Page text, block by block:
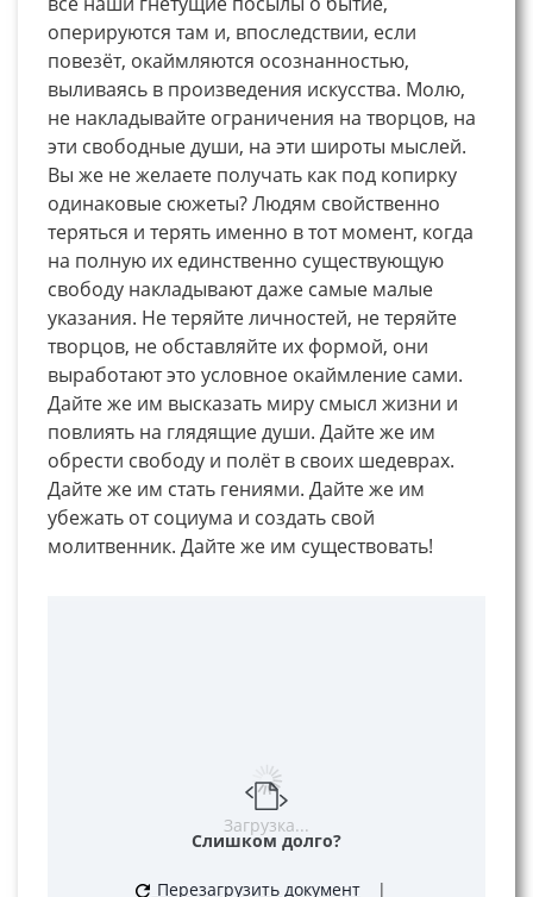
оперируются там и, впоследствии, если
повезёт, окаймляются осознанностью,
выливаясь в произведения искусства. Молю,
не накладывайте ограничения на творцов, на
эти свободные души, на эти широты мыслей.
Вы же не желаете получать как под копирку
одинаковые сюжеты? Людям свойственно
теряться и терять именно в тот момент, когда
на полную их единственно существующую
свободу накладывают даже самые малые
указания. Не теряйте личностей, не теряйте
творцов, не обставляйте их формой, они
выработают это условное окаймление сами.
Дайте же им высказать миру смысл жизни и
повлиять на глядящие души. Дайте же им
обрести свободу и полёт в своих шедеврах.
Дайте же им стать гениями. Дайте же им
убежать от социума и создать свой
молитвенник. Дайте же им существовать!
Загрузка...
Слишком долго?
Перезагрузить документ
|